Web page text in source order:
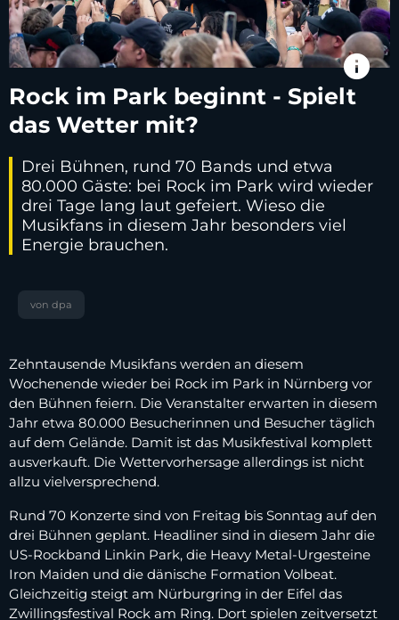
info
Rock im Park beginnt - Spielt
das Wetter mit?
Drei Bühnen, rund 70 Bands und etwa
80.000 Gäste: bei Rock im Park wird wieder
drei Tage lang laut gefeiert. Wieso die
Musikfans in diesem Jahr besonders viel
Energie brauchen.
von dpa
Zehntausende Musikfans werden an diesem
Wochenende wieder bei Rock im Park in Nürnberg vor
den Bühnen feiern. Die Veranstalter erwarten in diesem
Jahr etwa 80.000 Besucherinnen und Besucher täglich
auf dem Gelände. Damit ist das Musikfestival komplett
ausverkauft. Die Wettervorhersage allerdings ist nicht
allzu vielversprechend.
Rund 70 Konzerte sind von Freitag bis Sonntag auf den
drei Bühnen geplant. Headliner sind in diesem Jahr die
US-Rockband Linkin Park, die Heavy Metal-Urgesteine
Iron Maiden und die dänische Formation Volbeat.
Gleichzeitig steigt am Nürburgring in der Eifel das
Zwillingsfestival Rock am Ring. Dort spielen zeitversetzt